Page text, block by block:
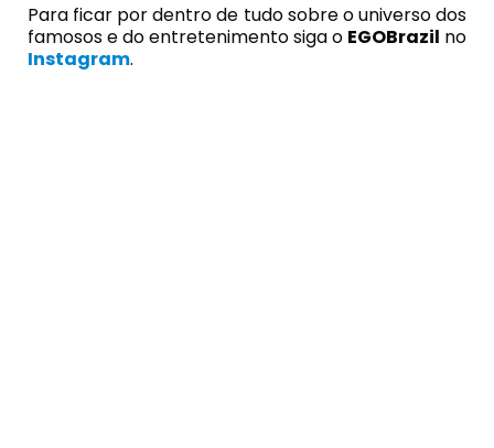
Para ficar por dentro de tudo sobre o universo dos
famosos e do entretenimento siga o EGOBrazil no
Instagram.